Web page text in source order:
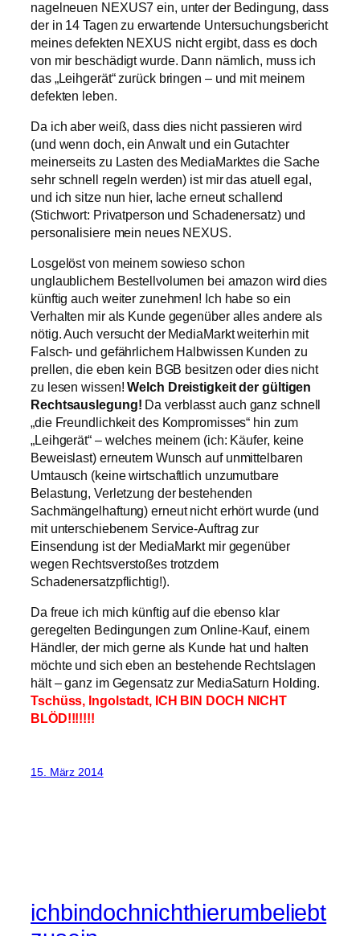
nagelneuen NEXUS7 ein, unter der Bedingung, dass
der in 14 Tagen zu erwartende Untersuchungsbericht
meines defekten NEXUS nicht ergibt, dass es doch
von mir beschädigt wurde. Dann nämlich, muss ich
das „Leihgerät“ zurück bringen – und mit meinem
defekten leben.
Da ich aber weiß, dass dies nicht passieren wird
(und wenn doch, ein Anwalt und ein Gutachter
meinerseits zu Lasten des MediaMarktes die Sache
sehr schnell regeln werden) ist mir das atuell egal,
und ich sitze nun hier, lache erneut schallend
(Stichwort: Privatperson und Schadenersatz) und
personalisiere mein neues NEXUS.
Losgelöst von meinem sowieso schon
unglaublichem Bestellvolumen bei amazon wird dies
künftig auch weiter zunehmen! Ich habe so ein
Verhalten mir als Kunde gegenüber alles andere als
nötig. Auch versucht der MediaMarkt weiterhin mit
Falsch- und gefährlichem Halbwissen Kunden zu
prellen, die eben kein BGB besitzen oder dies nicht
zu lesen wissen!Welch Dreistigkeit der gültigen
Rechtsauslegung! Da verblasst auch ganz schnell
„die Freundlichkeit des Kompromisses“ hin zum
„Leihgerät“ – welches meinem (ich: Käufer, keine
Beweislast) erneutem Wunsch auf unmittelbaren
Umtausch (keine wirtschaftlich unzumutbare
Belastung, Verletzung der bestehenden
Sachmängelhaftung) erneut nicht erhört wurde (und
mit unterschiebenem Service-Auftrag zur
Einsendung ist der MediaMarkt mir gegenüber
wegen Rechtsverstoßes trotzdem
Schadenersatzpflichtig!).
Da freue ich mich künftig auf die ebenso klar
geregelten Bedingungen zum Online-Kauf, einem
Händler, der mich gerne als Kunde hat und halten
möchte und sich eben an bestehende Rechtslagen
hält – ganz im Gegensatz zur MediaSaturn Holding.
Tschüss, Ingolstadt, ICH BIN DOCH NICHT
BLÖD!!!!!!!
15. März 2014
ichbindochnichthierumbeliebt